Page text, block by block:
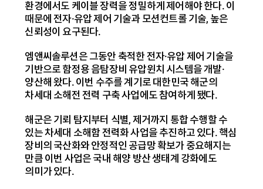
환경에서도 케이블 장력을 정밀하게 제어해야 한다. 이
때문에 전자·유압 제어 기술과 모션컨트롤 기술, 높은
신뢰성이 요구된다.
엠앤씨솔루션은 그동안 축적한 전자·유압 제어 기술을
기반으로 함정용 음탐장비 유압윈치 시스템을 개발·
양산해 왔다. 이번 수주를 계기로 대한민국 해군의
차세대 소해전 전력 구축 사업에도 참여하게 됐다.
해군은 기뢰 탐지부터 식별, 제거까지 통합 수행할 수
있는 차세대 소해함 전력화 사업을 추진하고 있다. 핵심
장비의 국산화와 안정적인 공급망 확보가 중요해지는
만큼 이번 사업은 국내 해양 방산 생태계 강화에도
의미가 있다.